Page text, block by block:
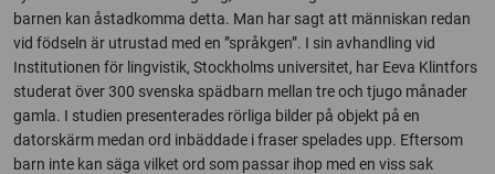
barnen kan åstadkomma detta. Man har sagt att människan redan
vid födseln är utrustad med en ”språkgen”. I sin avhandling vid
Institutionen för lingvistik, Stockholms universitet, har Eeva Klintfors
studerat över 300 svenska spädbarn mellan tre och tjugo månader
gamla. I studien presenterades rörliga bilder på objekt på en
datorskärm medan ord inbäddade i fraser spelades upp. Eftersom
barn inte kan säga vilket ord som passar ihop med en viss sak